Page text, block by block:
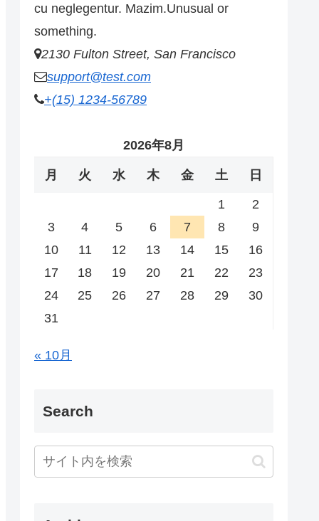
cu neglegentur. Mazim.Unusual or
something.
2130 Fulton Street, San Francisco
support@test.com
+(15) 1234-56789
2026年8月
月 火 水 木 金 土 日
1
2
3
4 5 6 7 8
9
10
11 12 13 14 15
16
17
18 19 20 21 22
23
24
25 26 27 28 29
30
31
« 10月
Search